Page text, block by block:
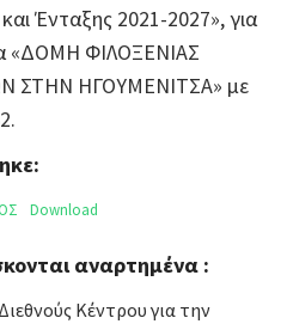
Ένταξης 2021-2027», για
«ΔΟΜΗ ΦΙΛΟΞΕΝΙΑΣ
ΣΤΗΝ ΗΓΟΥΜΕΝΙΤΣΑ» με
Download
αναρτημένα :
Κέντρου για την